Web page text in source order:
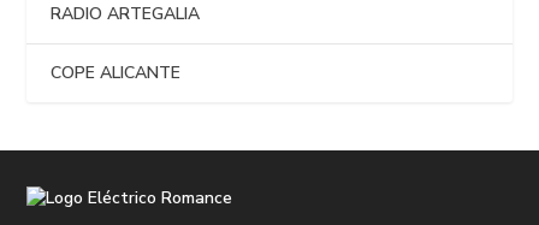
RADIO ARTEGALIA
COPE ALICANTE